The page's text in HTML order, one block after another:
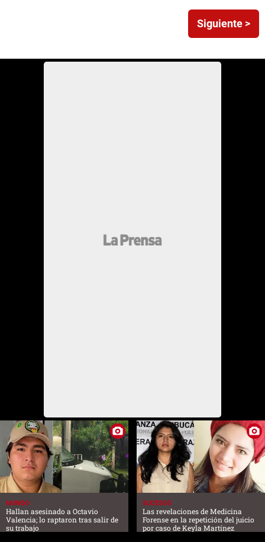
Siguiente >
MUNDO
Hallan asesinado a Octavio
Valencia; lo raptaron tras salir de
su trabajo
SUCESOS
Las revelaciones de Medicina
Forense en la repetición del juicio
por caso de Keyla Martínez